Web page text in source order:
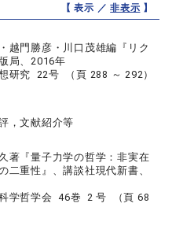
【 表示 ／非表示 】
門勝彦・川口茂雄編『リク
局、2016年
研究 22号 （頁 288 ～ 292）
，文献紹介等
著『量子力学の哲学：非実在
二重性』、講談社現代新書、
科学哲学会 46巻 2 号 （頁 68